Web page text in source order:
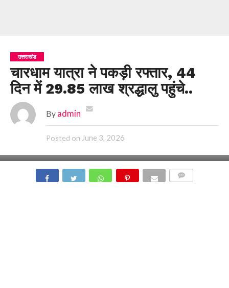
उत्तराखंड
चारधाम यात्रा ने पकड़ी रफ्तार, 44
दिन में 29.85 लाख श्रद्धालु पहुंचे..
By admin
Posted on June 3, 2026